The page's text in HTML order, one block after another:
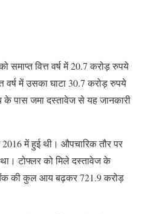
समाप्त वित्त वर्ष में 20.7 करोड़ रुपये
वर्ष में उसका घाटा 30.7 करोड़ रुपये
के पास जमा दस्तावेज से यह जानकारी
में हुई थी। औपचारिक तौर पर
टोफ्लर को मिले दस्तावेज के
बैंक की कुल आय बढ़कर 721.9 करोड़